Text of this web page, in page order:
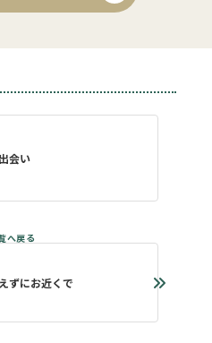
会い
ずにお近くで